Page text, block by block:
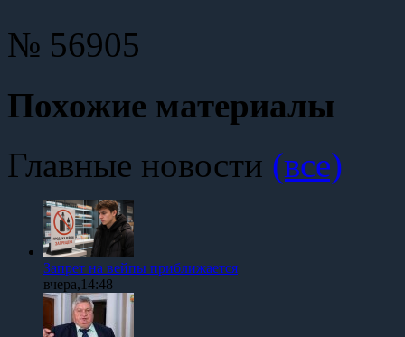
№ 56905
Похожие материалы
Главные новости (все)
Запрет на вейпы приближается
вчера,14:48